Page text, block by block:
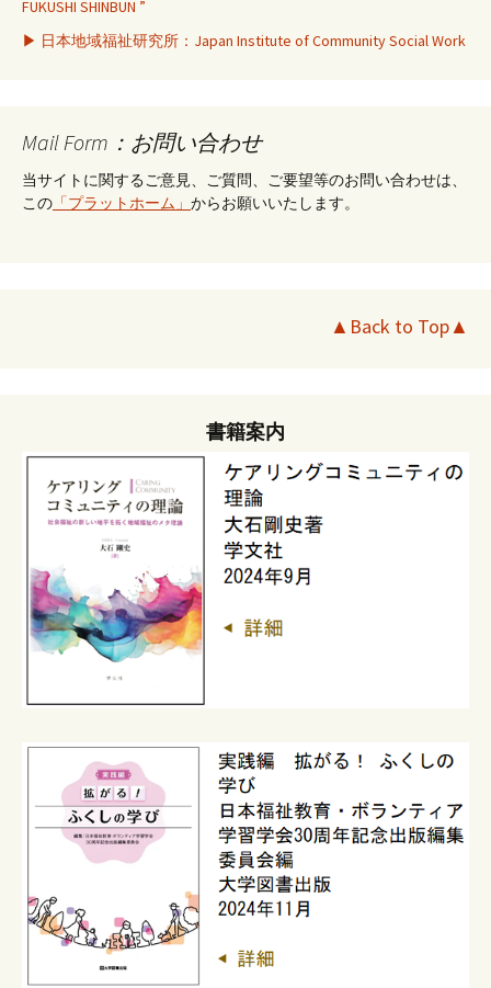
FUKUSHI SHINBUN ”
▶ 日本地域福祉研究所：Japan Institute of Community Social Work
Mail Form：お問い合わせ
当サイトに関するご意見、ご質問、ご要望等のお問い合わせは、
この 「プラットホーム」 からお願いいたします。
▲Back to Top▲
書籍案内